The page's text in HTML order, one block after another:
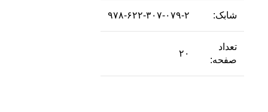
شابک: ۹۷۸-۶۲۲-۳۰۷-۰۷۹-۲
تعداد
صفحه:
۲۰